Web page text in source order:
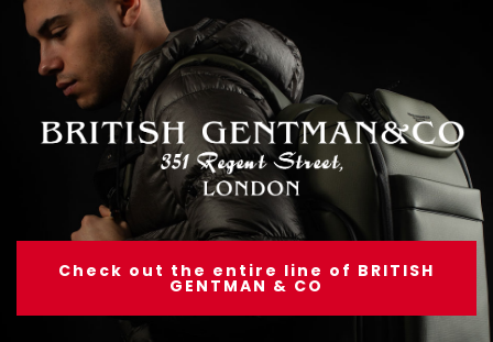
Check out the entire line of BRITISH
GENTMAN & CO